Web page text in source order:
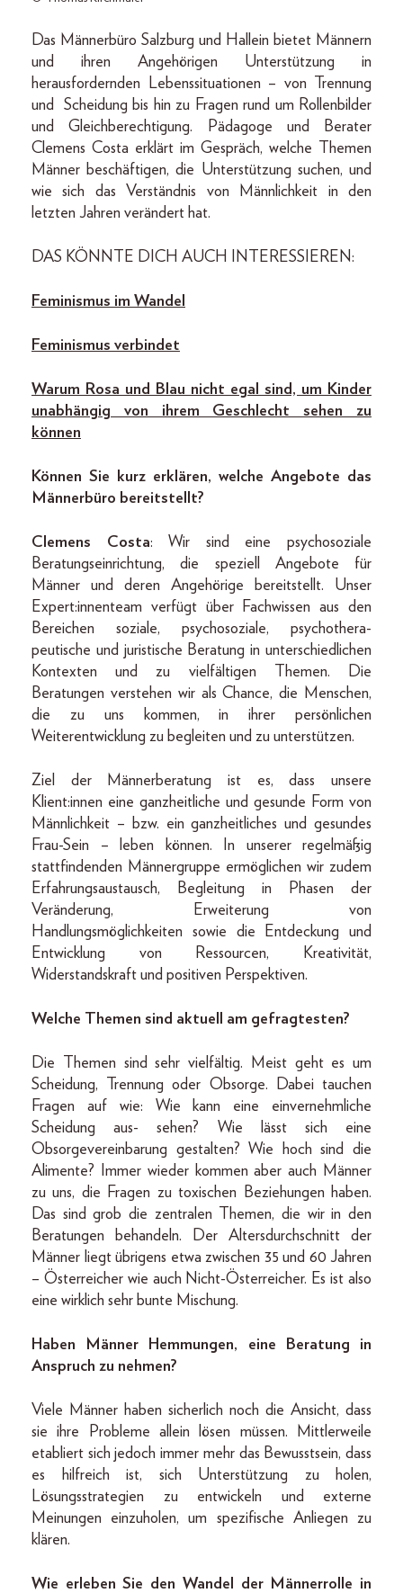
Das Männerbüro Salzburg und Hallein bietet Männern
und ihren Angehörigen Unterstützung in
herausfordernden Lebenssituationen – von Trennung
und Scheidung bis hin zu Fragen rund um Rollenbilder
und Gleichberechtigung. Pädagoge und Berater
Clemens Costa erklärt im Gespräch, welche Themen
Männer beschäftigen, die Unterstützung suchen, und
wie sich das Verständnis von Männlichkeit in den
letzten Jahren verändert hat.
DAS KÖNNTE DICH AUCH INTERESSIEREN:
Feminismus im Wandel
Feminismus verbindet
Warum Rosa und Blau nicht egal sind, um Kinder
unabhängig von ihrem Geschlecht sehen zu
können
Können Sie kurz erklären, welche Angebote das
Männerbüro bereitstellt?
Clemens Costa: Wir sind eine psychosoziale
Beratungseinrichtung, die speziell Angebote für
Männer und deren Angehörige bereitstellt. Unser
Expert:innenteam verfügt über Fachwissen aus den
Bereichen soziale, psychosoziale, psychothera-
peutische und juristische Beratung in unterschiedlichen
Kontexten und zu vielfältigen Themen. Die
Beratungen verstehen wir als Chance, die Menschen,
die zu uns kommen, in ihrer persönlichen
Weiterentwicklung zu begleiten und zu unterstützen.
Ziel der Männerberatung ist es, dass unsere
Klient:innen eine ganzheitliche und gesunde Form von
Männlichkeit – bzw. ein ganzheitliches und gesundes
Frau-Sein – leben können. In unserer regelmäßig
stattfindenden Männergruppe ermöglichen wir zudem
Erfahrungsaustausch, Begleitung in Phasen der
Veränderung, Erweiterung von
Handlungsmöglichkeiten sowie die Entdeckung und
Entwicklung von Ressourcen, Kreativität,
Widerstandskraft und positiven Perspektiven.
Welche Themen sind aktuell am gefragtesten?
Die Themen sind sehr vielfältig. Meist geht es um
Scheidung, Trennung oder Obsorge. Dabei tauchen
Fragen auf wie: Wie kann eine einvernehmliche
Scheidung aus- sehen? Wie lässt sich eine
Obsorgevereinbarung gestalten? Wie hoch sind die
Alimente? Immer wieder kommen aber auch Männer
zu uns, die Fragen zu toxischen Beziehungen haben.
Das sind grob die zentralen Themen, die wir in den
Beratungen behandeln. Der Altersdurchschnitt der
Männer liegt übrigens etwa zwischen 35 und 60 Jahren
– Österreicher wie auch Nicht-Österreicher. Es ist also
eine wirklich sehr bunte Mischung.
Haben Männer Hemmungen, eine Beratung in
Anspruch zu nehmen?
Viele Männer haben sicherlich noch die Ansicht, dass
sie ihre Probleme allein lösen müssen. Mittlerweile
etabliert sich jedoch immer mehr das Bewusstsein, dass
es hilfreich ist, sich Unterstützung zu holen,
Lösungsstrategien zu entwickeln und externe
Meinungen einzuholen, um spezifische Anliegen zu
klären.
Wie erleben Sie den Wandel der Männerrolle in